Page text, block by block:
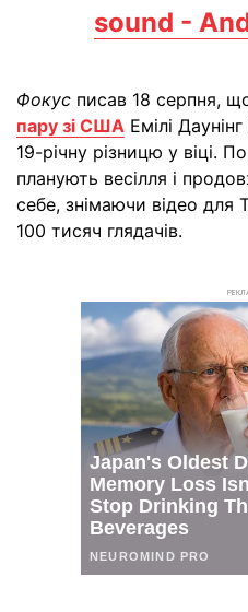
sound -
Фокус писав 18 серпня,
пару зі США Емілі
19-річну різницю у віці.
планують весілля і
себе, знімаючи відео для
100 тисяч глядачів.